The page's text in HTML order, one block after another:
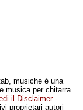
musiche è una
musica per chitarra.
il Disclaimer -
proprietari autori